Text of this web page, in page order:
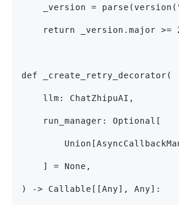
_version =
return _version.major >=
def _create_retry_decorator(
    llm: ChatZhipuAI,
    run_manager: Optional[
    ] = None,
) -> Callable[[Any], Any]: